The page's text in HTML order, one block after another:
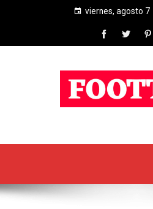
viernes, agosto 7